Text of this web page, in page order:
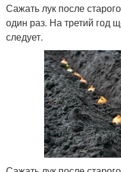
Сажать лук после
один раз. На третий год
следует.